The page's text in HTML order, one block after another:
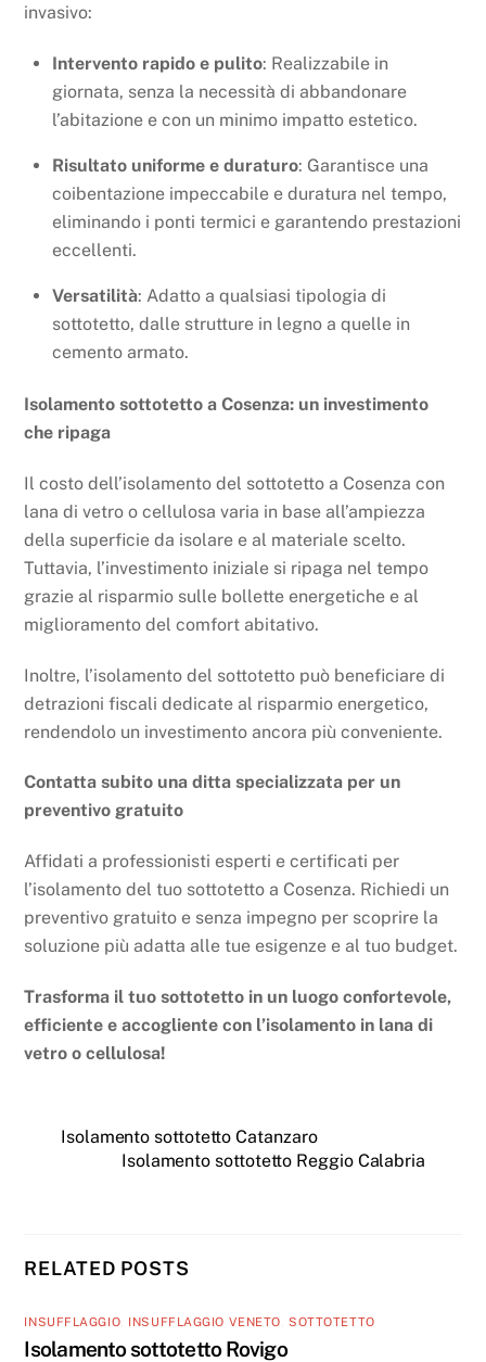
invasivo:
Intervento rapido e pulito: Realizzabile in
giornata, senza la necessità di abbandonare
l’abitazione e con un minimo impatto estetico.
Risultato uniforme e duraturo: Garantisce una
coibentazione impeccabile e duratura nel tempo,
eliminando i ponti termici e garantendo prestazioni
eccellenti.
Versatilità: Adatto a qualsiasi tipologia di
sottotetto, dalle strutture in legno a quelle in
cemento armato.
Isolamento sottotetto a Cosenza: un investimento
che ripaga
Il costo dell’isolamento del sottotetto a Cosenza con
lana di vetro o cellulosa varia in base all’ampiezza
della superficie da isolare e al materiale scelto.
Tuttavia, l’investimento iniziale si ripaga nel tempo
grazie al risparmio sulle bollette energetiche e al
miglioramento del comfort abitativo.
Inoltre, l’isolamento del sottotetto può beneficiare di
detrazioni fiscali dedicate al risparmio energetico,
rendendolo un investimento ancora più conveniente.
Contatta subito una ditta specializzata per un
preventivo gratuito
Affidati a professionisti esperti e certificati per
l’isolamento del tuo sottotetto a Cosenza. Richiedi un
preventivo gratuito e senza impegno per scoprire la
soluzione più adatta alle tue esigenze e al tuo budget.
Trasforma il tuo sottotetto in un luogo confortevole,
efficiente e accogliente con l’isolamento in lana di
vetro o cellulosa!
Isolamento sottotetto Catanzaro
Isolamento sottotetto Reggio Calabria
RELATED POSTS
INSUFFLAGGIO INSUFFLAGGIO VENETO ,SOTTOTETTO
Isolamento sottotetto Rovigo